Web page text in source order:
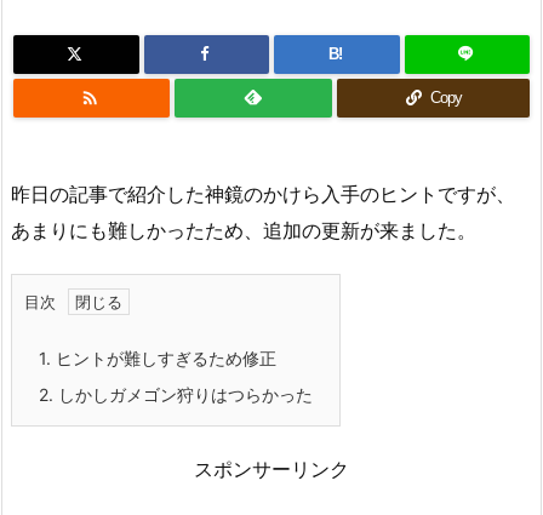
B!
 Copy
昨日の記事で紹介した神鏡のかけら入手のヒントですが、
あまりにも難しかったため、追加の更新が来ました。
目次
1. ヒントが難しすぎるため修正
2. しかしガメゴン狩りはつらかった
スポンサーリンク